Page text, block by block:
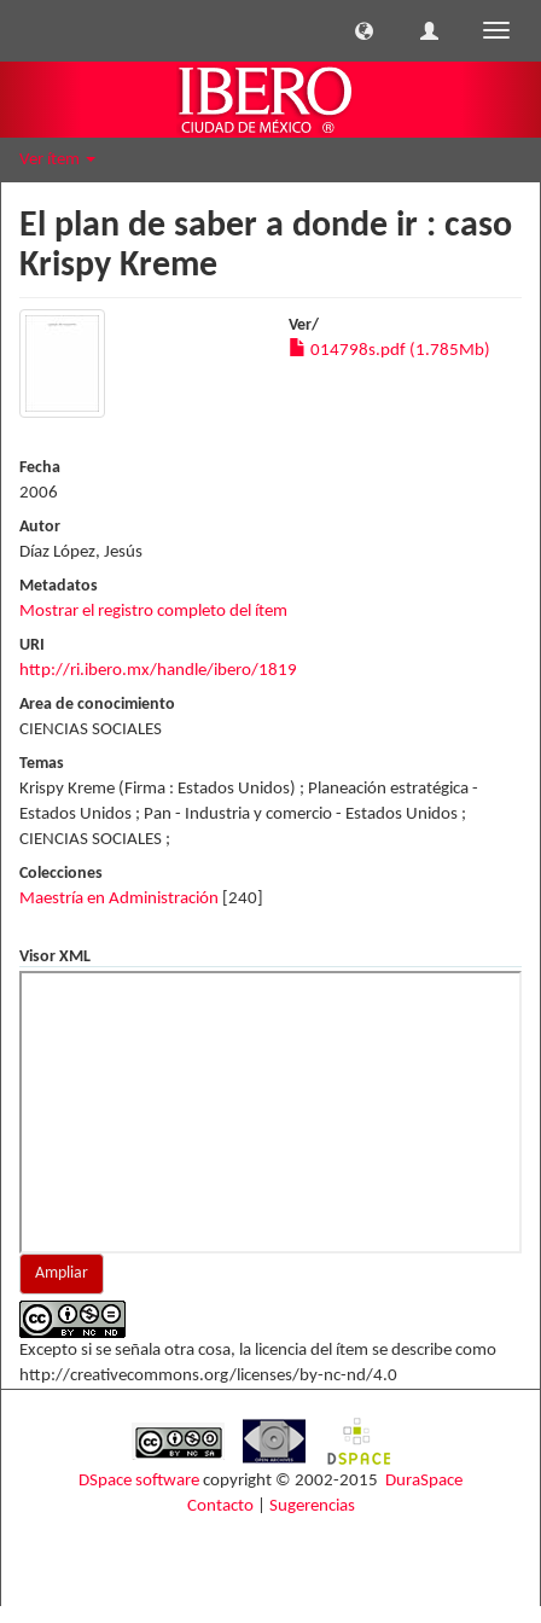
Ver ítem
El plan de saber a donde ir : caso
Krispy Kreme
Ver/
014798s.pdf (1.785Mb)
Fecha
2006
Autor
Díaz López, Jesús
Metadatos
Mostrar el registro completo del ítem
URI
http://ri.ibero.mx/handle/ibero/1819
Area de conocimiento
CIENCIAS SOCIALES
Temas
Krispy Kreme (Firma : Estados Unidos) ; Planeación estratégica -
Estados Unidos ; Pan - Industria y comercio - Estados Unidos ;
CIENCIAS SOCIALES ;
Colecciones
Maestría en Administración [240]
Visor XML
Ampliar
Excepto si se señala otra cosa, la licencia del ítem se describe como
http://creativecommons.org/licenses/by-nc-nd/4.0
DSpace software copyright © 2002-2015 DuraSpace
Contacto| Sugerencias